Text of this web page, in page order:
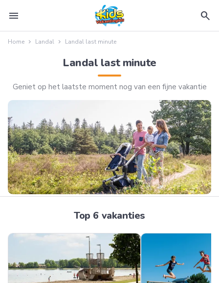
menu search
Home Landal Landal last minute
Landal last minute
Geniet op het laatste moment nog van een fijne vakantie
Top 6 vakanties